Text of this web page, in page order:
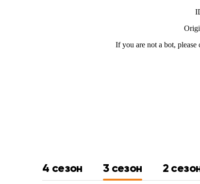
4 сезон 3 сезон 2